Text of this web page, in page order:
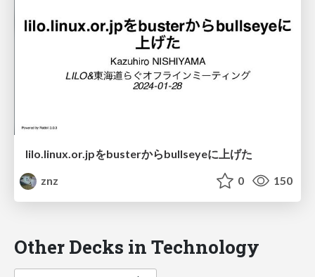
lilo.linux.or.jpをbusterからbullseyeに上げた
znz
0 150
Other Decks in Technology